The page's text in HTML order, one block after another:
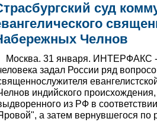
суд
Челнов
Москва. 31 января. ИНТЕРФАКС -
задал России ряд
индийского
из РФ в
а затем вернувшегося